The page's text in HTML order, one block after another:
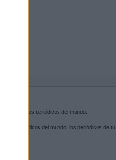
entrada a los periódicos del mundo.
de los periódicos del mundo: los periódicos de